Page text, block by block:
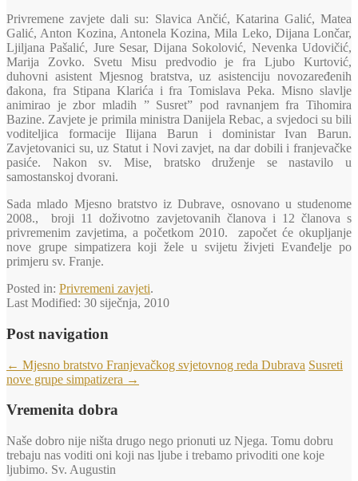
Privremene zavjete dali su: Slavica Ančić, Katarina Galić, Matea
Galić, Anton Kozina, Antonela Kozina, Mila Leko, Dijana Lončar,
Ljiljana Pašalić, Jure Sesar, Dijana Sokolović, Nevenka Udovičić,
Marija Zovko. Svetu Misu predvodio je fra Ljubo Kurtović,
duhovni asistent Mjesnog bratstva, uz asistenciju novozaređenih
đakona, fra Stipana Klarića i fra Tomislava Peka. Misno slavlje
animirao je zbor mladih ” Susret” pod ravnanjem fra Tihomira
Bazine. Zavjete je primila ministra Danijela Rebac, a svjedoci su bili
voditeljica formacije Ilijana Barun i doministar Ivan Barun.
Zavjetovanici su, uz Statut i Novi zavjet, na dar dobili i franjevačke
pasiće. Nakon sv. Mise, bratsko druženje se nastavilo u
samostanskoj dvorani.
Sada mlado Mjesno bratstvo iz Dubrave, osnovano u studenome
2008., broji 11 doživotno zavjetovanih članova i 12 članova s
privremenim zavjetima, a početkom 2010. započet će okupljanje
nove grupe simpatizera koji žele u svijetu živjeti Evanđelje po
primjeru sv. Franje.
Posted in: Privremeni zavjeti.
Last Modified: 30 siječnja, 2010
Post navigation
← Mjesno bratstvo Franjevačkog svjetovnog reda Dubrava Susreti
nove grupe simpatizera →
Vremenita dobra
Naše dobro nije ništa drugo nego prionuti uz Njega. Tomu dobru
trebaju nas voditi oni koji nas ljube i trebamo privoditi one koje
ljubimo. Sv. Augustin